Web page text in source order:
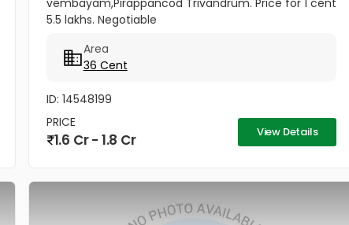
vembayam,Pirappancod Trivandrum. Price for 1 cent
5.5 lakhs. Negotiable
Area
36 Cent
ID: 14548199
PRICE
1.6 Cr - 1.8 Cr View Details